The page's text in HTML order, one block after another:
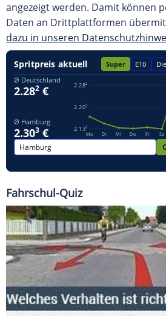
angezeigt werden. Damit können
Daten an Drittplattformen
dazu in unseren
Fahrschul-Quiz